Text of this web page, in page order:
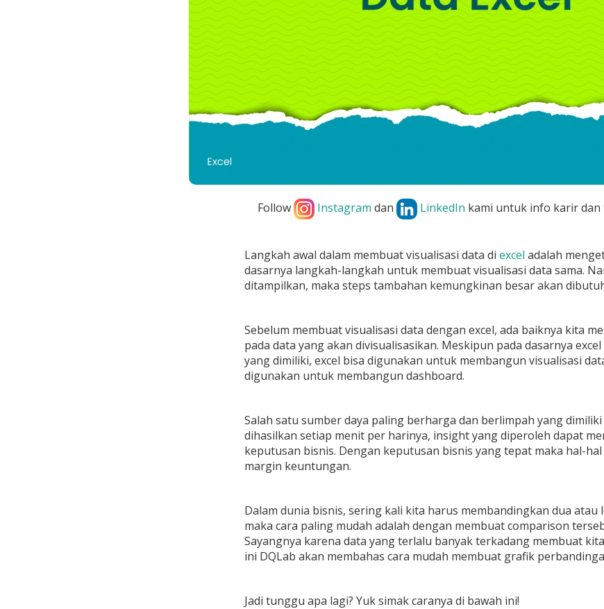
Follow Instagram dan LinkedIn kami untuk info karir
Langkah awal dalam membuat visualisasi data di excel adalah
dasarnya langkah-langkah untuk membuat visualisasi data sama.
ditampilkan, maka steps tambahan kemungkinan besar akan
Sebelum membuat visualisasi data dengan excel, ada baiknya kita
pada data yang akan divisualisasikan. Meskipun pada dasarnya
yang dimiliki, excel bisa digunakan untuk membangun visualisasi
digunakan untuk membangun dashboard.
Salah satu sumber daya paling berharga dan berlimpah yang
dihasilkan setiap menit per harinya, insight yang diperoleh dapat
keputusan bisnis. Dengan keputusan bisnis yang tepat maka hal-
margin keuntungan.
Dalam dunia bisnis, sering kali kita harus membandingkan dua
maka cara paling mudah adalah dengan membuat comparison
Sayangnya karena data yang terlalu banyak terkadang membuat
ini DQLab akan membahas cara mudah membuat grafik
Jadi tunggu apa lagi? Yuk simak caranya di bawah ini!